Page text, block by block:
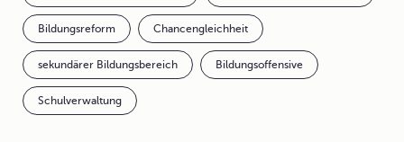
Bildungsreform Chancengleichheit
sekundärer Bildungsbereich Bildungsoffensive
Schulverwaltung